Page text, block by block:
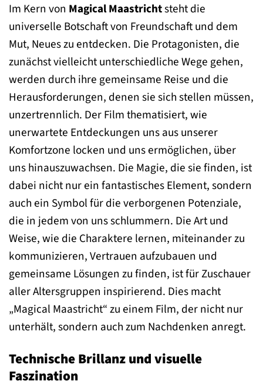
Im Kern von Magical Maastrichtsteht die
universelle Botschaft von Freundschaft und dem
Mut, Neues zu entdecken. Die Protagonisten, die
zunächst vielleicht unterschiedliche Wege gehen,
werden durch ihre gemeinsame Reise und die
Herausforderungen, denen sie sich stellen müssen,
unzertrennlich. Der Film thematisiert, wie
unerwartete Entdeckungen uns aus unserer
Komfortzone locken und uns ermöglichen, über
uns hinauszuwachsen. Die Magie, die sie finden, ist
dabei nicht nur ein fantastisches Element, sondern
auch ein Symbol für die verborgenen Potenziale,
die in jedem von uns schlummern. Die Art und
Weise, wie die Charaktere lernen, miteinander zu
kommunizieren, Vertrauen aufzubauen und
gemeinsame Lösungen zu finden, ist für Zuschauer
aller Altersgruppen inspirierend. Dies macht
„Magical Maastricht“ zu einem Film, der nicht nur
unterhält, sondern auch zum Nachdenken anregt.
Technische Brillanz und visuelle
Faszination